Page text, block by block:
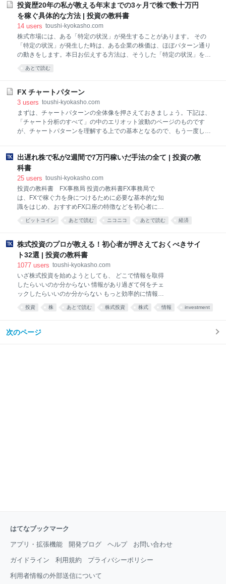
で、大きな利益を得られる可能性があります。なぜな
らば、過去のデータを検証すると、12月は、ある「特
定の状況」が毎年発生しており、今年も起こりうると
げるんだ」という手応えが欲しい方は、ぜひ、真剣に
読み込んで、当ノウハウに該当する企業の株価や業
績、業務内容などを、徹底的に研究して、年末に備え
てみてください。「必ずや良い成果に繋げて頂ける」
し、最初は、それが正しい
投資歴20年の私が教える年末までの3ヶ月で株で数十万円
を稼ぐ具体的な方法 | 投資の教科書
14 users toushi-kyokasho.com
株式市場には、ある「特定の状況」が発生することがあります。 その
「特定の状況」が発生した時は、ある企業の株価は、ほぼパターン通り
の動きをします。本日お伝えする方法は、そうした「特定の状況」を利
用した投資法の一つです。 この投資方法を実践して頂ければ、今から株
式投資を始めて、年末までの約3ヶ月で、大きな利益を得られる可能性
「特定の状況」が毎年発生しており、今年も起こりうると予測できるか
らです。 投資初心者で、年末までに「稼げるんだ」という手応えが欲し
い方は、ぜひ、真剣に読み込んで、当ノウハウに該当する企業の株価や
業績、業務内容などを、徹底的に研究して、年末に備えてみてくださ
い。「必ずや良い成果に繋げて頂ける」という確信を持って、このノウ
あとで読む
FX チャートパターン
3 users toushi-kyokasho.com
まずは、チャートパターンの全体像を押さえておきましょう。下記は、
「チャート分析のすべて」の中のエリオット波動のページのものです
が、チャートパターンを理解する上での基本となるので、もう一度しっ
出遅れ株で私が2週間で7万円稼いだ手法の全て | 投資の教
科書
25 users toushi-kyokasho.com
投資の教科書 FX事務局 投資の教科書FX事務局で
は、FXで稼ぐ力を身につけるために必要な基本的な知
識をはじめ、おすすめFX口座の特徴などを初心者にも
わかりやすくお伝えしています。 1.二週間で7.3万円の
利益を得た実際の取引履歴 それでは最初に、私が出遅
をお見せしたいと思います。銘柄は、トレイダーズホ
ールディングス（8704）です。 ご覧のように、6月12
日に2,000株を150円で買って、その後、183円、208
却し、合計で73,294円（手数料引き後）の利益を得ま
した。残りの100株は、当記事執筆時点の6月28日に
9,600円の含み益なので、これも入れると、合計で
82,894円（手数料引き後）になります。（後に、最後
ビットコイン あとで読む ニコニコ あとで読む 経済
株式投資のプロが教える！初心者が押さえておくべきサイ
ト32選 | 投資の教科書
1077 users toushi-kyokasho.com
いざ株式投資を始めようとしても、 どこで情報を取得
したらいいのか分からない 情報があり過ぎて何をチェ
ックしたらいいのか分からない もっと効率的に情報を
収集したい という悩みを持たれている方も多いのでは
ないでしょうか？ この記事では、そのような悩みを解
す。 紹介してくれるのは、証券会社で7年間株式ディ
投資 株 あとで読む 株式投資 株式 情報 investment
次のページ
はてなブックマーク
アプリ・拡張機能 開発ブログ ヘルプ お問い合わせ
ガイドライン 利用規約 プライバシーポリシー
利用者情報の外部送信について